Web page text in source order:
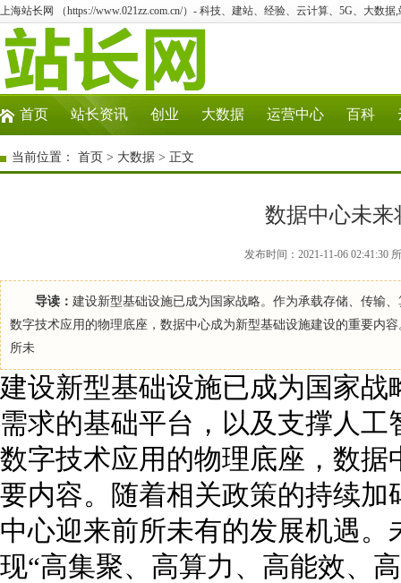
上海站长网 （https://www.021zz.com.cn/）- 科技、建站、经验、云计算、5G、大数据
首页 站长资讯 创业 大数据 运营中心 百科
当前位置： 首页 > 大数据 > 正文
数据中心未来
发布时间：2021-11-06 02:41:30
导读： 建设新型基础设施已成为国家战略。作为承载存储、传输
数字技术应用的物理底座，数据中心成为新型基础设施建设的重要内
所未
建设新型基础设施已成为国家
需求的基础平台，以及支撑人
数字技术应用的物理底座，数
要内容。随着相关政策的持续
中心迎来前所未有的发展机遇
现“高集聚、高算力、高能效、